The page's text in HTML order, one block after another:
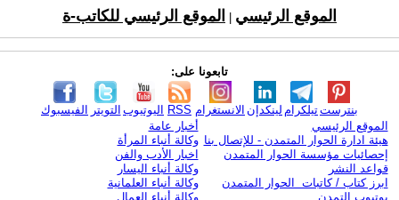
الموقع الرئيسي الموقع الرئيسي للكاتب-ة
تابعونا على:
الفيسبوك التويتر اليوتيوب RSS الانستغرام لينكدإن تيلكرامبنترست
الموقع الرئيسي
هيئة ادارة الحوار المتمدن - للإتصال بنا
إحصائيات مؤسسة الحوار المتمدن
قواعد النشر
ابرز كتاب / كاتبات الحوار المتمدن
يوتيوب التمدن
أخبار عامة
وكالة أنباء المرأة
اخبار الأدب والفن
وكالة أنباء اليسار
وكالة أنباء العلمانية
وكالة أنباء العمال